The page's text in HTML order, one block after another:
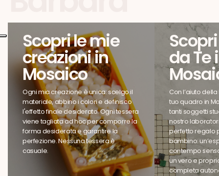
Scopri le mie
creazioni in
Mosaico
Ogni mia creazione è unica: scelgo il
materiale, abbino i colori e definisco
l'effetto finale desiderato. Ogni tessera
viene tagliata ad hoc per comporre la
forma desiderata e garantire la
perfezione. Nessuna tessera è
casuale.
da Te
Con l’aiuto
tuo quadro in
tanti soggetti
nostro
perfetto regalo
bambino:
contempo
un vero e
completa